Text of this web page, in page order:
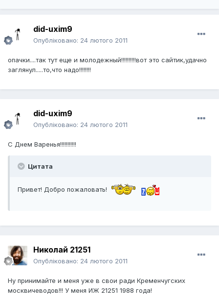
did-uxim9
Опубліковано: 24 лютого 2011
опачки....так тут еще и молодежный!!!!!!!!!!вот это сайтик,удачно
заглянул.....то,что надо!!!!!!!!
did-uxim9
Опубліковано: 24 лютого 2011
С Днем Варенья!!!!!!!!!!!
Цитата
Привет! Добро пожаловать!
Николай 21251
Опубліковано: 24 лютого 2011
Ну принимайте и меня уже в свои ради Кременчугских
москвичеводов!!! У меня ИЖ 21251 1988 года!